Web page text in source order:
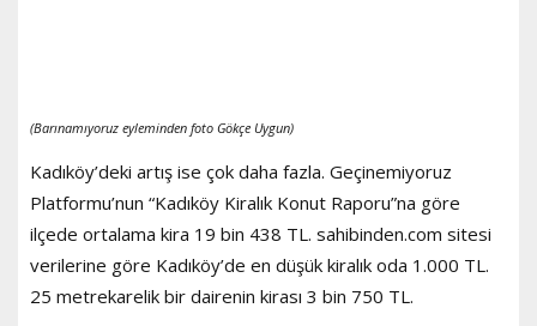
(Barınamıyoruz eyleminden foto Gökçe Uygun)
Kadıköy’deki artış ise çok daha fazla. Geçinemiyoruz
Platformu’nun “Kadıköy Kiralık Konut Raporu”na göre
ilçede ortalama kira 19 bin 438 TL. sahibinden.com sitesi
verilerine göre Kadıköy’de en düşük kiralık oda 1.000 TL.
25 metrekarelik bir dairenin kirası 3 bin 750 TL.